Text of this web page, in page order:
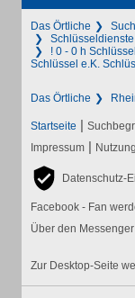
Das Örtliche
Schlüsseldienste
! 0 - 0 h
Schlüssel e.K.
Das Örtliche
Startseite |
Impressum |
Datenschutz-
Facebook - Fan
Über den
Zur Desktop-Seite